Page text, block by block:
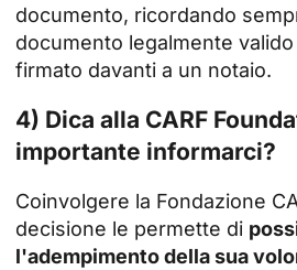
documento, ricordando
documento legalmente
firmato davanti a un notaio.
4) Dica alla CARF
importante informarci?
Coinvolgere la Fondazione
decisione le permette di
l'adempimento della sua